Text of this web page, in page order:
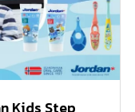
Kids Step